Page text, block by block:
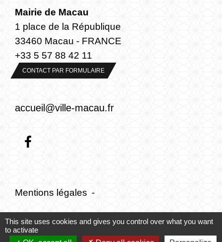
Mairie de Macau
1 place de la République
33460 Macau - FRANCE
+33 5 57 88 42 11
CONTACT PAR FORMULAIRE
accueil@ville-macau.fr
Mentions légales -
Politique de confidentialité - Accessibilité -
Plan du site - Gestion des cookies
This site uses cookies and gives you control over what you want
to activate